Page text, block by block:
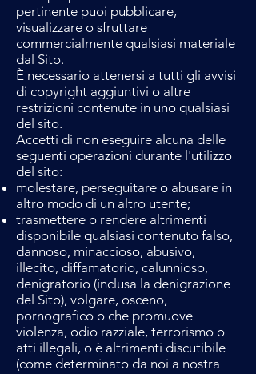
pertinente puoi pubblicare,
visualizzare o sfruttare
commercialmente qualsiasi materiale
dal Sito.
È necessario attenersi a tutti gli avvisi
di copyright aggiuntivi o altre
restrizioni contenute in uno qualsiasi
del sito.
Accetti di non eseguire alcuna delle
seguenti operazioni durante l'utilizzo
del sito:
molestare, perseguitare o abusare in
altro modo di un altro utente;
trasmettere o rendere altrimenti
disponibile qualsiasi contenuto falso,
dannoso, minaccioso, abusivo,
illecito, diffamatorio, calunnioso,
denigratorio (inclusa la denigrazione
del Sito), volgare, osceno,
pornografico o che promuove
violenza, odio razziale, terrorismo o
atti illegali, o è altrimenti discutibile
(come determinato da noi a nostra